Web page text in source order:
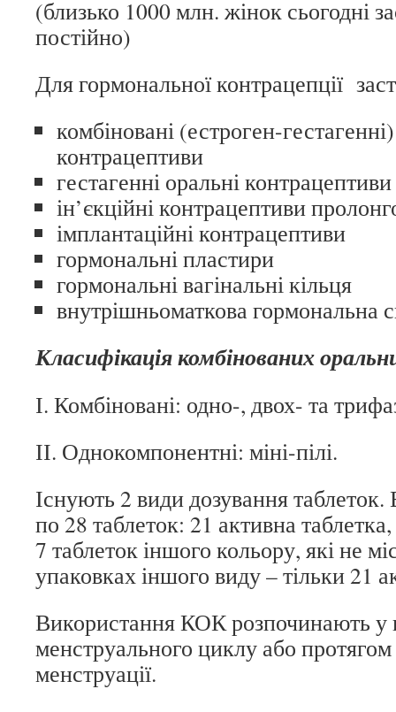
(близько 1000 млн. жінок сьогодні
постійно)
Для гормональної контрацепції
комбіновані (естроген-
контрацептиви
гестагенні оральні контрацептиви
ін’єкційні контрацептиви
імплантаційні контрацептиви
гормональні пластири
гормональні вагінальні кільця
внутрішньоматкова гормональна
Класифікація комбінованих
І. Комбіновані: одно-, двох- та
ІІ. Однокомпонентні: міні-пілі.
Існують 2 види дозування
по 28 таблеток: 21 активна
7 таблеток іншого кольору, які не
упаковках іншого виду – тільки 21
Використання КОК розпочинають
менструального циклу або протягом
менструації.